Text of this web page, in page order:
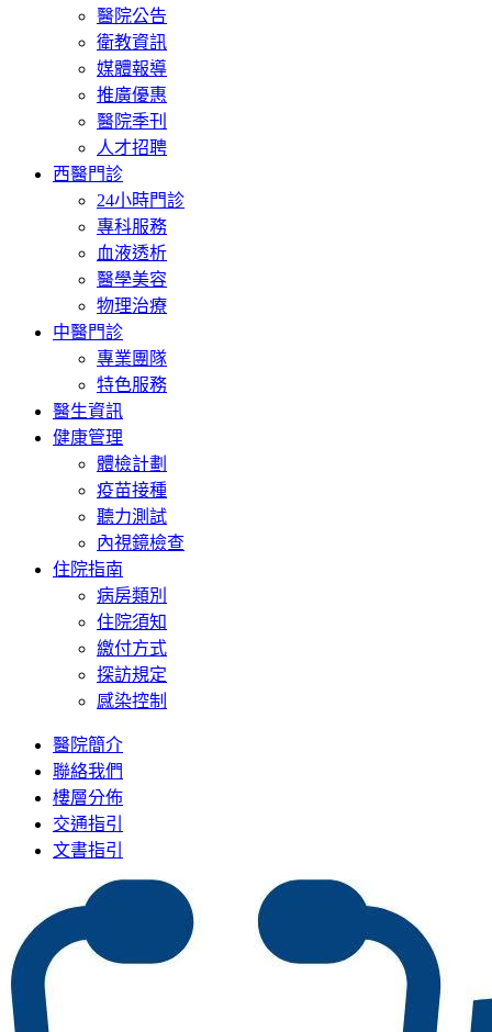
醫院公告
衛教資訊
媒體報導
推廣優惠
醫院季刊
人才招聘
西醫門診
24小時門診
專科服務
血液透析
醫學美容
物理治療
中醫門診
專業團隊
特色服務
醫生資訊
健康管理
體檢計劃
疫苗接種
聽力測試
內視鏡檢查
住院指南
病房類別
住院須知
繳付方式
探訪規定
感染控制
醫院簡介
聯絡我們
樓層分佈
交通指引
文書指引